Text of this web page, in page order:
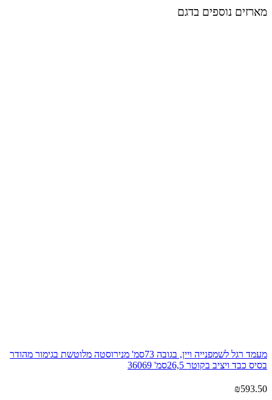
מארזים נוספים בדגם
מעמד רגל לשמפנייה ויין, בגובה 73סמ' מנירוסטה מלוטשת בגימור מהודר
בסיס כבד ויציב בקוטר 26,5סמ' 36069
₪593.50